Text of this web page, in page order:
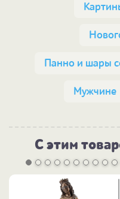
Панно и шары
Мужчине
С этим